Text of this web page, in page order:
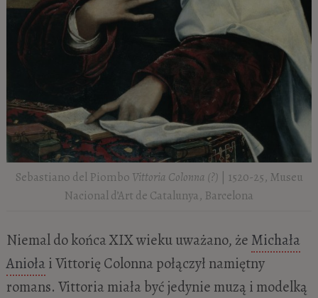
Sebastiano del Piombo Vittoria Colonna (?) | 1520-25, Museu
Nacional d’Art de Catalunya, Barcelona
Niemal do końca XIX wieku uważano, że Michała
Aniołai Vittorię Colonna połączył namiętny
romans. Vittoria miała być jedynie muzą i modelką